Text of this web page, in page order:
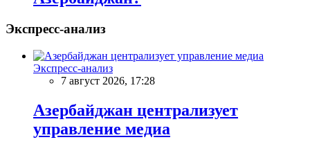
Экспресс-анализ
Экспресс-анализ
7 август 2026, 17:28
Азербайджан централизует
управление медиа